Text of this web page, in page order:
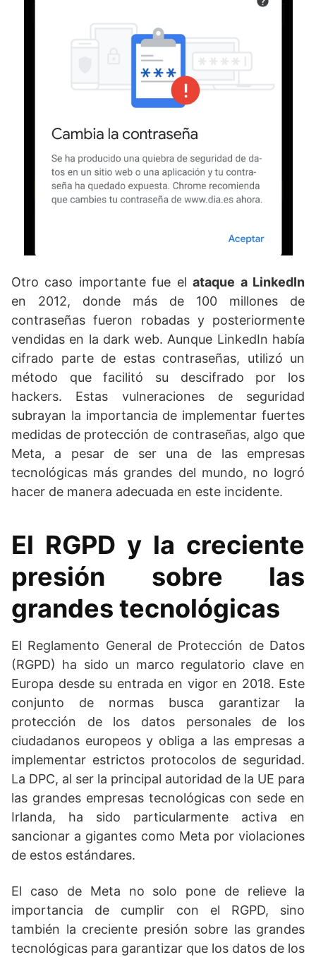
Otro caso importante fue elataque a LinkedIn
en 2012, donde más de 100 millones de
contraseñas fueron robadas y posteriormente
vendidas en la dark web. Aunque LinkedIn había
cifrado parte de estas contraseñas, utilizó un
método que facilitó su descifrado por los
hackers. Estas vulneraciones de seguridad
subrayan la importancia de implementar fuertes
medidas de protección de contraseñas, algo que
Meta, a pesar de ser una de las empresas
tecnológicas más grandes del mundo, no logró
hacer de manera adecuada en este incidente.
El RGPD y la creciente
presión sobre las
grandes tecnológicas
El Reglamento General de Protección de Datos
(RGPD) ha sido un marco regulatorio clave en
Europa desde su entrada en vigor en 2018. Este
conjunto de normas busca garantizar la
protección de los datos personales de los
ciudadanos europeos y obliga a las empresas a
implementar estrictos protocolos de seguridad.
La DPC, al ser la principal autoridad de la UE para
las grandes empresas tecnológicas con sede en
Irlanda, ha sido particularmente activa en
sancionar a gigantes como Meta por violaciones
de estos estándares.
El caso de Meta no solo pone de relieve la
importancia de cumplir con el RGPD, sino
también la creciente presión sobre las grandes
tecnológicas para garantizar que los datos de los